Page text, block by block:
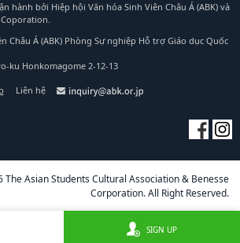
hành bởi Hiệp hội Văn hóa Sinh Viên Châu Á (ABK) và
Châu Á (ABK) Phòng Sự nghiệp Hỗ trợ Giáo dục Quốc
ku Honkomagome 2-12-13
Liên hệ
The Asian Students Cultural Association & Benesse
Corporation. All Right Reserved.
SIGN UP